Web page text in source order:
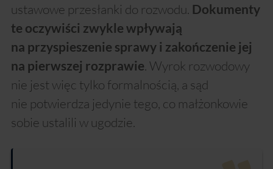
ustawowe przesłanki do rozwodu. Dokumenty
te oczywiści zwykle wpływają
na przyspieszenie sprawy i zakończenie jej
na pierwszej rozprawie. Wyrok rozwodowy
nie jest więc tylko formalnością, a sąd
nie potwierdza jedynie tego, co małżonkowie
sobie ustalili w ugodzie.